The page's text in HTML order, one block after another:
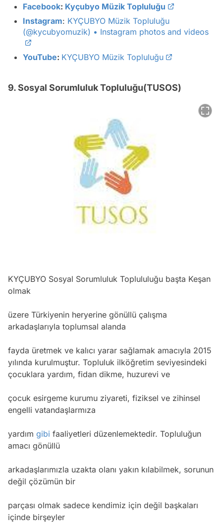
Facebook: Kyçubyo Müzik Topluluğu
Instagram: KYÇUBYO Müzik Topluluğu
(@kycubyomuzik) • Instagram photos and videos
YouTube: KYÇUBYO Müzik Topluluğu
9. Sosyal Sorumluluk Topluluğu(TUSOS)
KYÇUBYO Sosyal Sorumluluk Toplululuğu başta Keşan
olmak
üzere Türkiyenin heryerine gönüllü çalışma
arkadaşlarıyla toplumsal alanda
fayda üretmek ve kalıcı yarar sağlamak amacıyla 2015
yılında kurulmuştur. Topluluk ilköğretim seviyesindeki
çocuklara yardım, fidan dikme, huzurevi ve
çocuk esirgeme kurumu ziyareti, fiziksel ve zihinsel
engelli vatandaşlarmıza
yardım gibi faaliyetleri düzenlemektedir. Topluluğun
amacı gönüllü
arkadaşlarımızla uzakta olanı yakın kılabilmek, sorunun
değil çözümün bir
parçası olmak sadece kendimiz için değil başkaları
içinde birşeyler